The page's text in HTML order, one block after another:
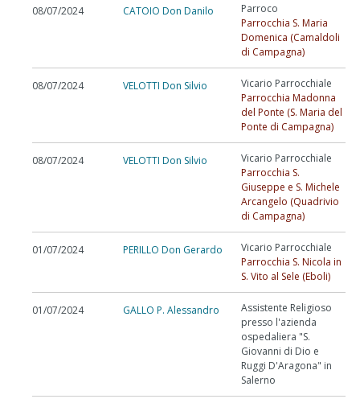
08/07/2024 CATOIO Don Danilo
Parroco
Parrocchia S. Maria
Domenica (Camaldoli
di Campagna)
08/07/2024 VELOTTI Don Silvio
Vicario Parrocchiale
Parrocchia Madonna
del Ponte (S. Maria del
Ponte di Campagna)
08/07/2024 VELOTTI Don Silvio
Vicario Parrocchiale
Parrocchia S.
Giuseppe e S. Michele
Arcangelo (Quadrivio
di Campagna)
01/07/2024 PERILLO Don Gerardo
Vicario Parrocchiale
Parrocchia S. Nicola in
S. Vito al Sele (Eboli)
01/07/2024 GALLO P. Alessandro
Assistente Religioso
presso l'azienda
ospedaliera "S.
Giovanni di Dio e
Ruggi D'Aragona" in
Salerno